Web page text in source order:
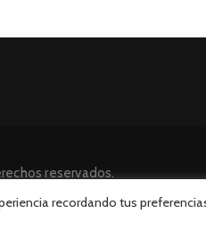
reservados.
recordando tus